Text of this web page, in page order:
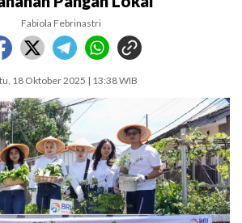
Fabiola Febrinastri
18 Oktober 2025 | 13:38 WIB